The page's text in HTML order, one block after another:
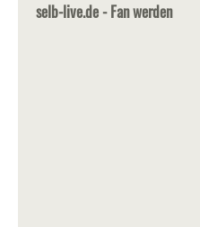
selb-live.de - Fan werden